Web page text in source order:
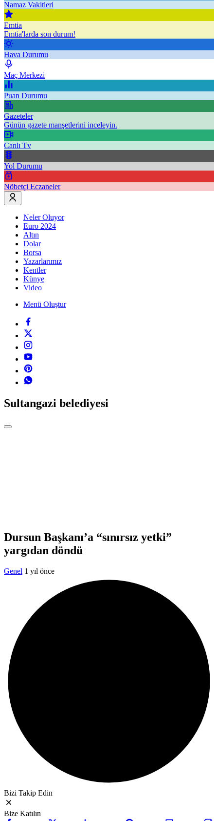
Namaz Vakitleri
Emtia
Emtia'larda son durum!
Hava Durumu
Maç Merkezi
Puan Durumu
Gazeteler
Günün gazete manşetlerini inceleyin.
Canlı Tv
Yol Durumu
Nöbetçi Eczaneler
Neler Oluyor
Euro 2024
Altın
Dolar
Borsa
Yazarlarımız
Kentler
Künye
Video
Menü Oluştur
Sultangazi belediyesi
Dursun Başkanı’a “sınırsız yetki”
yargıdan döndü
Genel 1 yıl önce
Bizi Takip Edin
Bize Katılın